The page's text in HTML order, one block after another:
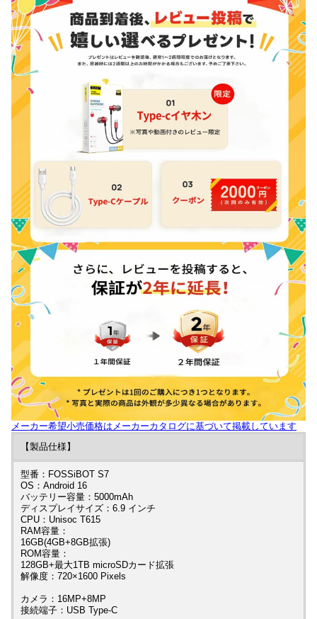
メーカー希望小売価格はメーカーカタログに基づいて掲載しています
【製品仕様】
型番：FOSSiBOT S7
OS：Android 16
バッテリー容量：5000mAh
ディスプレイサイズ：6.9 インチ
CPU：Unisoc T615
RAM容量：
16GB(4GB+8GB拡張)
ROM容量：
128GB+最大1TB microSDカード拡張
解像度：720×1600 Pixels
カメラ：16MP+8MP
接続端子：USB Type-C